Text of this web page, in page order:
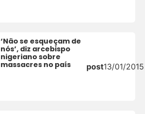
‘Não se esqueçam de
nós’, diz arcebispo
nigeriano sobre
massacres no país
post13/01/2015